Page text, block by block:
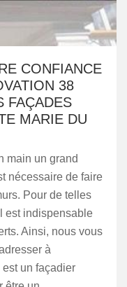
CONFIANCE
38
FAÇADES
MARIE DU
main un grand
nécessaire de faire
Pour de telles
est indispensable
Ainsi, nous vous
à
un façadier